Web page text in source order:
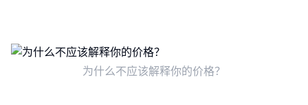
为什么不应该解释你的价格？